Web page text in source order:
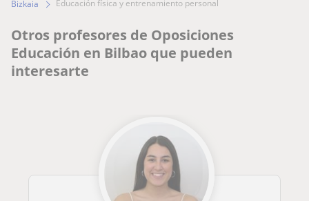
Bizkaia
educación física y entrenamiento personal
Otros profesores de Oposiciones
Educación en Bilbao que pueden
interesarte